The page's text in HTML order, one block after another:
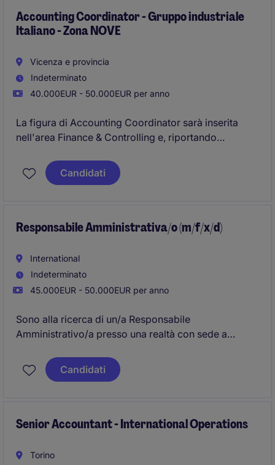
Accounting Coordinator - Gruppo industriale
Italiano - Zona NOVE
Vicenza e provincia
Indeterminato
40.000EUR - 50.000EUR per anno
La figura di Accounting Coordinator sarà inserita
nell'area Finance & Controlling e, riportando
Gruppo, contribuirà in prima persona alla gestione
della contabilità generale e dei processi di chiusura
alle filiali del Gruppo. La sede è vicino a zona NOVE.
Candidati
Responsabile Amministrativa/o (m/f/x/d)
International
Indeterminato
45.000EUR - 50.000EUR per anno
Sono alla ricerca di un/a Responsabile
Amministrativo/a presso una realtà con sede a
strutturato e in crescita.
Candidati
Senior Accountant - International Operations
Torino